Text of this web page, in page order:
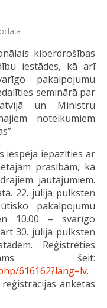
kiberdrošības
iestādes, kā arī
pakalpojumu
seminārā par
un Ministru
noteikumiem
iespēja iepazīties ar
prasībām, kā
jautājumiem.
22. jūlijā pulksten
pakalpojumu
10.00 – svarīgo
30. jūlijā pulksten
Reģistrēties
šeit:
616162?lang=lv.
anketas